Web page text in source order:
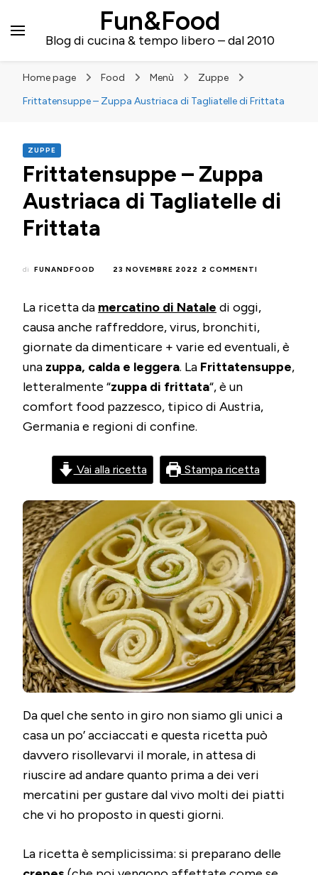
Fun&Food
Blog di cucina & tempo libero – dal 2010
Home page Food Menù
Zuppe
Frittatensuppe – Zuppa Austriaca di Tagliatelle di Frittata
ZUPPE
Frittatensuppe – Zuppa
Austriaca di Tagliatelle di
Frittata
di FUNANDFOOD 23 NOVEMBRE 2022 2 COMMENTI
ZUPPA
DI
TAGLIATELLE
FRITTATA
La ricetta da mercatino di Natale di oggi,
causa anche raffreddore, virus, bronchiti,
giornate da dimenticare + varie ed eventuali, è
una zuppa, calda e leggera. La Frittatensuppe,
letteralmente “zuppa di frittata“, è un
comfort food pazzesco, tipico di Austria,
Germania e regioni di confine.
Vai alla ricetta Stampa ricetta
Da quel che sento in giro non siamo gli unici a
casa un po’ acciaccati e questa ricetta può
davvero risollevarvi il morale, in attesa di
riuscire ad andare quanto prima a dei veri
mercatini per gustare dal vivo molti dei piatti
che vi ho proposto in questi giorni.
La ricetta è semplicissima: si preparano delle